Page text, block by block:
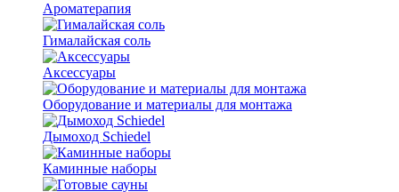
Ароматерапия
Гималайская соль
Аксессуары
Оборудование и материалы для монтажа
Дымоход Schiedel
Каминные наборы